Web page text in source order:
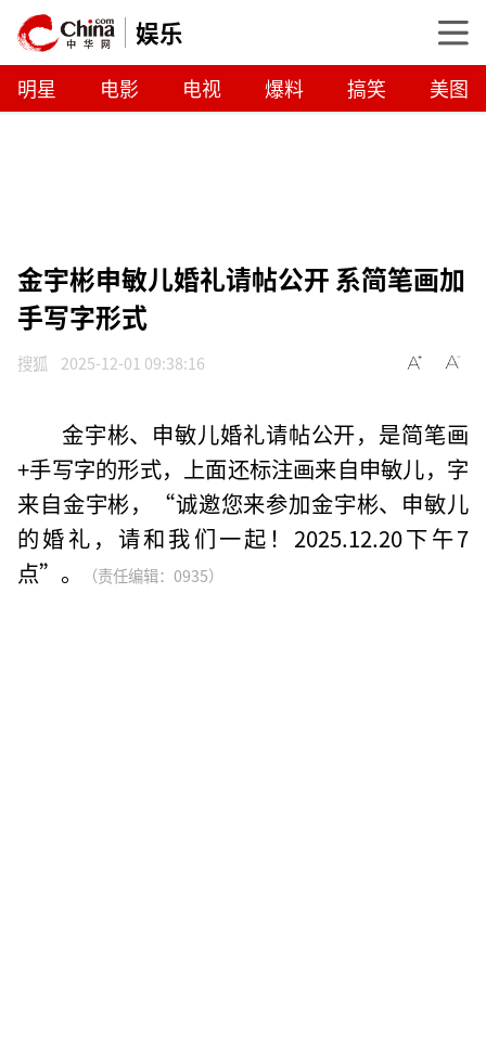
娱乐
明星 电影 电视 爆料 搞笑 美图
金宇彬申敏儿婚礼请帖公开 系简笔画加
手写字形式
搜狐 2025-12-01 09:38:16
金宇彬、申敏儿婚礼请帖公开，是简笔画
+手写字的形式，上面还标注画来自申敏儿，字
来自金宇彬，“诚邀您来参加金宇彬、申敏儿
的婚礼，请和我们一起！2025.12.20下午7
点”。
（责任编辑：0935）